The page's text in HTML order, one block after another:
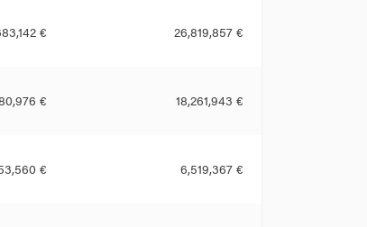
€ 26,819,857 €
€ 18,261,943 €
€ 6,519,367 €